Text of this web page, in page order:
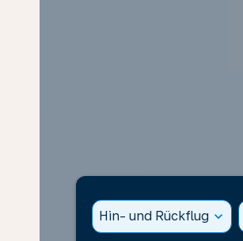
Hin- und Rückflug expand_more